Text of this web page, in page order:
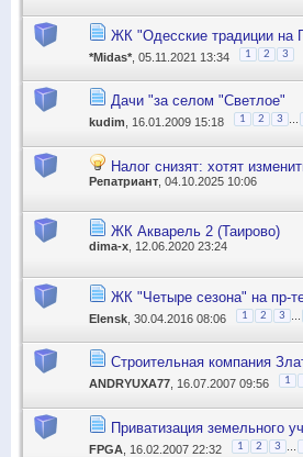
ЖК "Одесские традиции на
*Midas* , 05.11.2021 13:34 1 2 3
Дачи "за селом "Светлое"
kudim , 16.01.2009 15:18 1 2 3
Налог снизят: хотят
Репатриант , 04.10.2025 10:06
ЖК Акварель 2 (Таирово)
dima-x, 12.06.2020 23:24
ЖК "Четыре сезона" на пр-
Elensk , 30.04.2016 08:06 1 2 3
Строительная компания
ANDRYUXA77 , 16.07.2007 09:56 1
Приватизация земельного
FPGA , 16.02.2007 22:32 1 2 3